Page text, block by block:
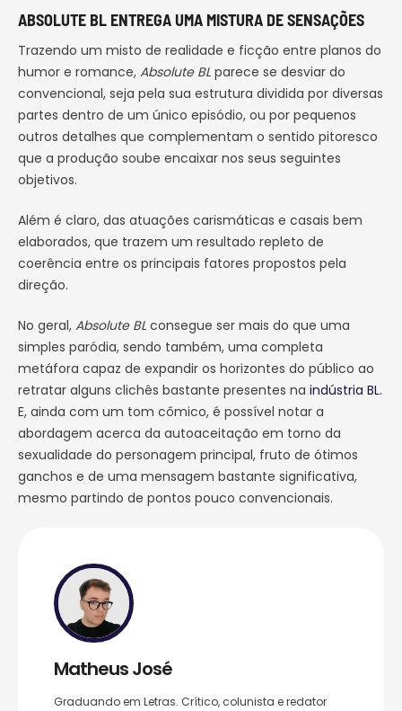
ABSOLUTE BL ENTREGA UMA MISTURA DE SENSAÇÕES
Trazendo um misto de realidade e ficção entre planos do
humor e romance, Absolute BL parece se desviar do
convencional, seja pela sua estrutura dividida por diversas
partes dentro de um único episódio, ou por pequenos
outros detalhes que complementam o sentido pitoresco
que a produção soube encaixar nos seus seguintes
objetivos.
Além é claro, das atuações carismáticas e casais bem
elaborados, que trazem um resultado repleto de
coerência entre os principais fatores propostos pela
direção.
No geral, Absolute BL consegue ser mais do que uma
simples paródia, sendo também, uma completa
metáfora capaz de expandir os horizontes do público ao
retratar alguns clichês bastante presentes na indústria BL.
E, ainda com um tom cômico, é possível notar a
abordagem acerca da autoaceitação em torno da
sexualidade do personagem principal, fruto de ótimos
ganchos e de uma mensagem bastante significativa,
mesmo partindo de pontos pouco convencionais.
Matheus José
Graduando em Letras. Crítico, colunista e redator